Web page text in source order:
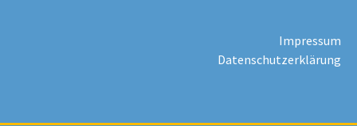
Impressum
Datenschutzerklärung